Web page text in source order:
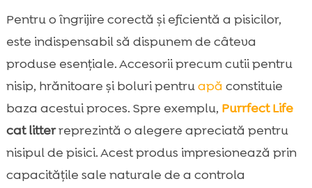
Pentru o îngrijire corectă și eficientă a pisicilor,
este indispensabil să dispunem de câteva
produse esențiale. Accesorii precum cutii pentru
nisip, hrănitoare și boluri pentruapă constituie
baza acestui proces. Spre exemplu, Purrfect Life
cat litterreprezintă o alegere apreciată pentru
nisipul de pisici. Acest produs impresionează prin
capacitățile sale naturale de a controla